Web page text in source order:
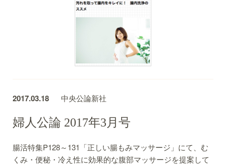
2017.03.18 中央公論新社
婦人公論 2017年3月号
腸活特集P128～131「正しい腸もみマッサージ」にて、む
くみ・便秘・冷え性に効果的な腹部マッサージを提案して